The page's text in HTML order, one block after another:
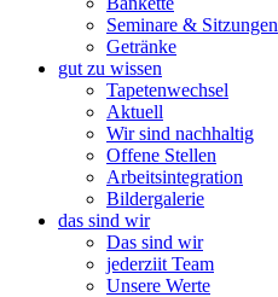
Seminare & Sitzungen
Getränke
gut zu wissen
Tapetenwechsel
Aktuell
Wir sind nachhaltig
Offene Stellen
Arbeitsintegration
Bildergalerie
das sind wir
Das sind wir
jederziit Team
Unsere Werte